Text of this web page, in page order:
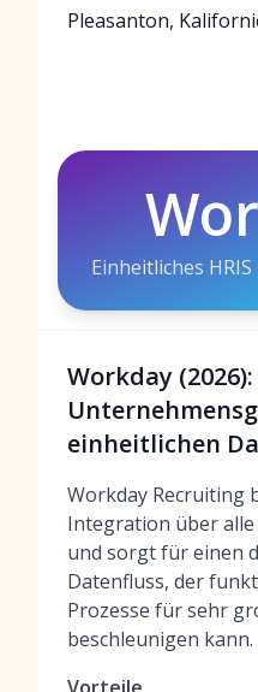
Pleasanton,
Einheitliches
Workday (2026):
einheitlichen
Workday Recruiting
Integration über
und sorgt für einen
Datenfluss, der
Prozesse für sehr
beschleunigen kann.